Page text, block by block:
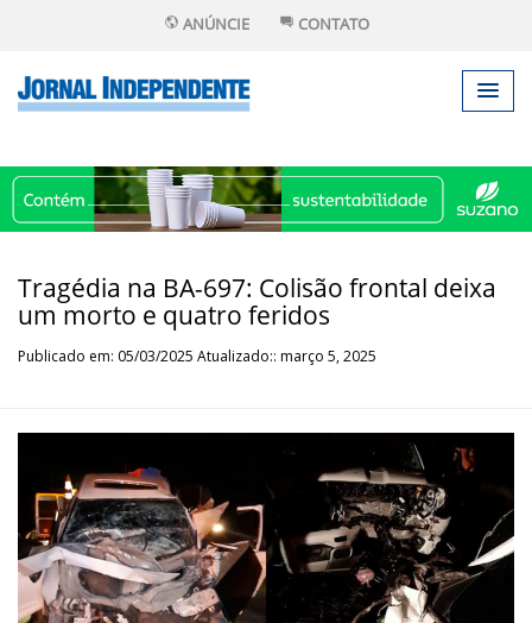
ANÚNCIE CONTATO
Tragédia na BA-697: Colisão frontal deixa
um morto e quatro feridos
Publicado em: 05/03/2025 Atualizado:: março 5, 2025